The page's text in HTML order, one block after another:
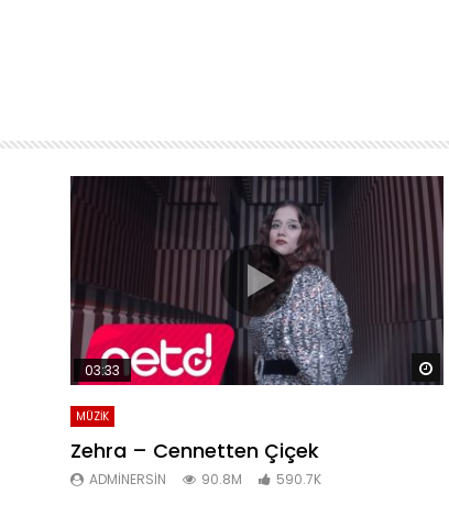
Daha sonra izle
03:33
MÜZİK
Zehra – Cennetten Çiçek
ADMINERSIN 90.8M 590.7K